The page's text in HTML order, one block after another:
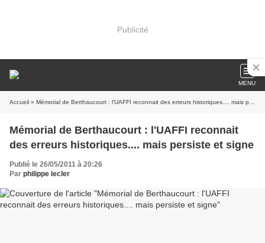
Publicité
MENU
Accueil » Mémorial de Berthaucourt : l'UAFFI reconnait des erreurs historiques.... mais persiste et signe
Mémorial de Berthaucourt : l'UAFFI reconnait
des erreurs historiques.... mais persiste et signe
Publié le 26/05/2011 à 20:26
Par philippe lecler